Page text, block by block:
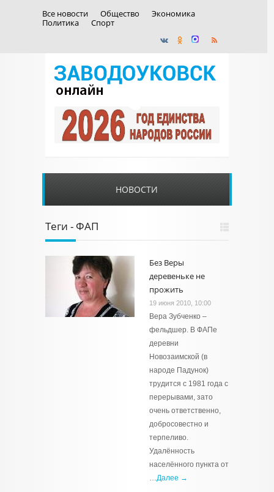
Все новости Общество
Экономика
Политика
Спорт
НОВОСТИ
Теги - ФАП
Без Веры
деревеньке не
прожить
19 июня 2010, 10:00
Вера Зубченко –
фельдшер. В ФАПе
деревни
Новозаимской (в
народе Падунок)
трудится с 1981 года с
перерывами, зато
очень ответственно,
добросовестно и
терпеливо.
Удалённость
населённого пункта от
…Далее →